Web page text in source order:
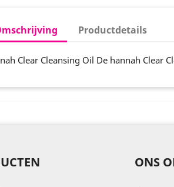
Productdetails
Clear Cleansing Oil De hannah Clear
ONS